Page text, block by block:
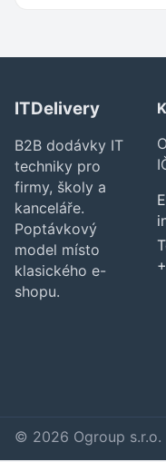
ITDelivery
B2B dodávky IT
techniky pro
firmy, školy a
kanceláře.
Poptávkový
model místo
klasického e-
shopu.
© 2026 Ogroup s.r.o.